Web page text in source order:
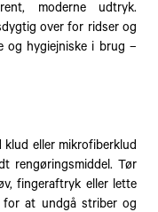
moderne udtryk.
over for ridser og
og hygiejniske i brug –
eller mikrofiberklud
rengøringsmiddel. Tør
fingeraftryk eller lette
at undgå striber og